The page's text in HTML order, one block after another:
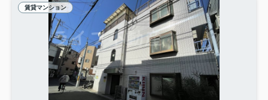
賃貸マンション